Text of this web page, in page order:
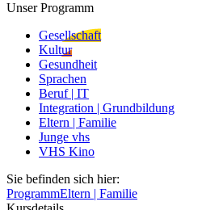
Unser Programm
Gesellschaft
Kultur
Gesundheit
Sprachen
Beruf | IT
Integration | Grundbildung
Eltern | Familie
Junge vhs
VHS Kino
Sie befinden sich hier:
ProgrammEltern | Familie